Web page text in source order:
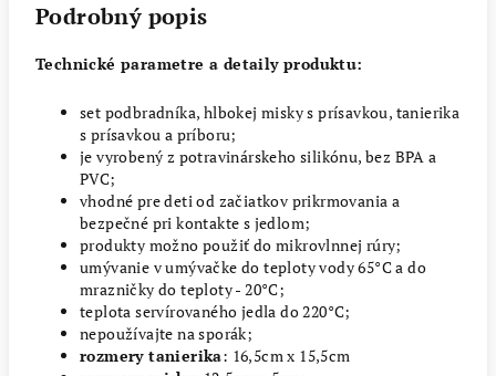
Podrobný popis
Technické parametre a detaily produktu:
set podbradníka, hlbokej misky s prísavkou, tanierika
s prísavkou a príboru;
je vyrobený z potravinárskeho silikónu, bez BPA a
PVC;
vhodné pre deti od začiatkov prikrmovania a
bezpečné pri kontakte s jedlom;
produkty možno použiť do mikrovlnnej rúry;
umývanie v umývačke do teploty vody 65°C a do
mrazničky do teploty - 20°C;
teplota servírovaného jedla do 220°C;
nepoužívajte na sporák;
rozmery tanierika: 16,5cm x 15,5cm